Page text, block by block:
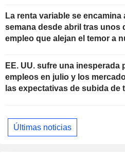
La renta variable se encamina
semana desde abril tras unos
empleo que alejan el temor a
EE. UU. sufre una inesperada
empleos en julio y los
las expectativas de subida de
Últimas noticias